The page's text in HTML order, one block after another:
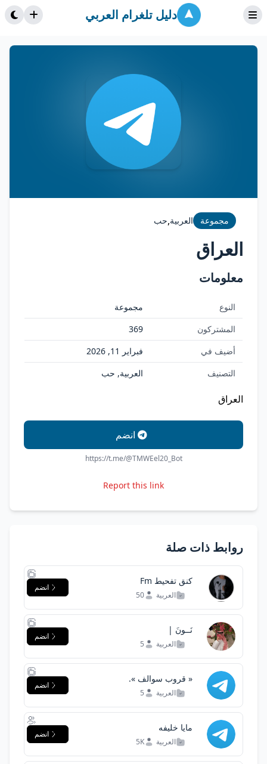
دليل تلغرام العربي
مجموعة العربية,حب
العراق
معلومات
النوع
مجموعة
المشتركون
369
أضيف في
فبراير 11, 2026
التصنيف
العربية, حب
العراق
انضم
https://t.me/@TMWEel20_Bot
Report this link
روابط ذات صلة
كنق تفحيط Fm
العربية 50
انضم
نَــونَ |
العربية 5
انضم
« قروب سوالف ».
العربية 5
انضم
مايا خليفه
العربية 5K
انضم